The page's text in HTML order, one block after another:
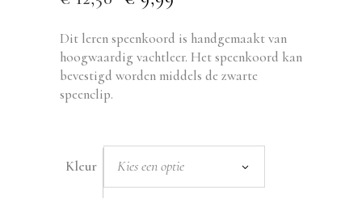
PRIJS
WAS:
€ 12,50.
IS:
€ 9,99.
Dit leren speenkoord is handgemaakt van
hoogwaardig vachtleer. Het speenkoord kan
bevestigd worden middels de zwarte
speenclip.
Kleur Kies een optie